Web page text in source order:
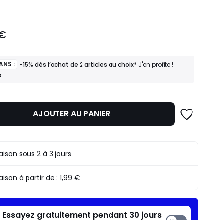
: -15% dès l’achat de 2 articles au choix* J'en profite !
AJOUTER AU PANIER
sous 2 à 3 jours
à partir de :1,99 €
Essayez gratuitement pendant 30 jours